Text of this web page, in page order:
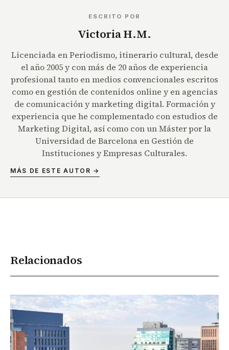
ESCRITO POR
Victoria H.M.
Licenciada en Periodismo, itinerario cultural, desde
el año 2005 y con más de 20 años de experiencia
profesional tanto en medios convencionales escritos
como en gestión de contenidos online y en agencias
de comunicación y marketing digital. Formación y
experiencia que he complementado con estudios de
Marketing Digital, así como con un Máster por la
Universidad de Barcelona en Gestión de
Instituciones y Empresas Culturales.
MÁS DE ESTE AUTOR →
Relacionados